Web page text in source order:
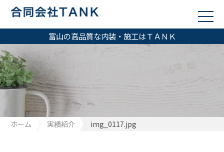
富山の高品質な内装・施工はＴＡＮＫ
ホーム 実績紹介 img_0117.jpg